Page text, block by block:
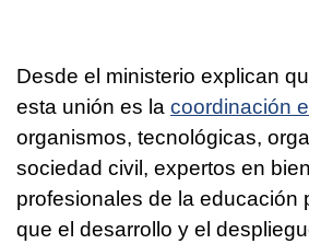
Desde el ministerio explican
esta unión es la coordinación
organismos, tecnológicas,
sociedad civil, expertos en
profesionales de la educación
que el desarrollo y el